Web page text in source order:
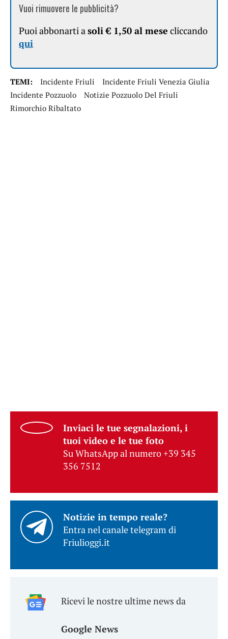
Vuoi rimuovere le pubblicità?
Puoi abbonarti asoli € 1,50 al mese cliccando
qui
TEMI: Incidente Friuli
Incidente Friuli Venezia Giulia
Incidente Pozzuolo
Notizie Pozzuolo Del Friuli
Rimorchio Ribaltato
Inviaci le tue segnalazioni, i
tuoi video e le tue foto
Su WhatsApp al numero +39 345
356 7512
Notizie in tempo reale?
Entra nel canale telegram di
Friulioggi.it
Ricevi le nostre ultime news da
Google News